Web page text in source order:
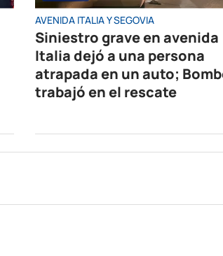
AVENIDA ITALIA Y SEGOVIA
Siniestro grave en avenida
Italia dejó a una persona
atrapada en un auto;
trabajó en el rescate